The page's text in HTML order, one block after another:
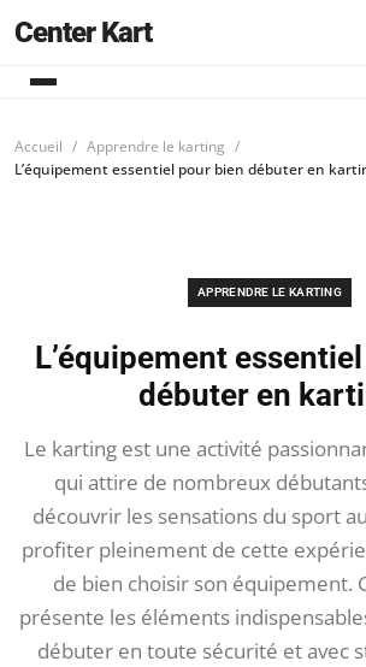
Center Kart
Accueil
Apprendre le karting
L’équipement essentiel pour bien débuter en
APPRENDRE LE KARTING
L’équipement
débuter en
Le karting est une activité
qui attire de nombreux
découvrir les sensations du sport
profiter pleinement de cette
de bien choisir son équipement.
présente les éléments
débuter en toute sécurité et avec